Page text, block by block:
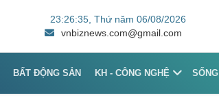
23:26:35, Thứ năm 06/08/2026
vnbiznews.com@gmail.com
BẤT ĐỘNG SẢN KH - CÔNG NGHỆ SỐNG